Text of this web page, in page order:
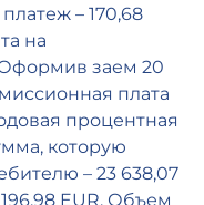
– 170,68
на
Оформив заем 20
плата
процентная
которую
– 23 638,07
EUR. Объем